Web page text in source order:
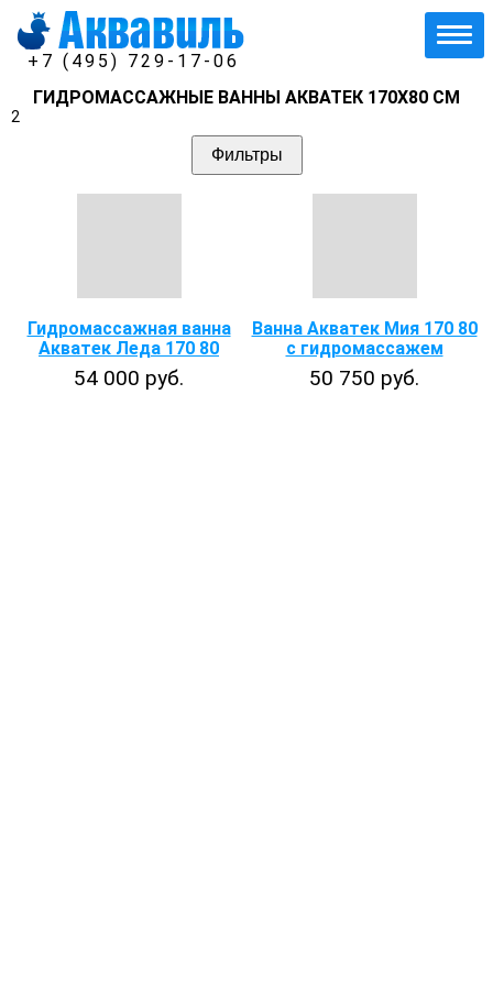
+7 (495) 729-17-06
ГИДРОМАССАЖНЫЕ ВАННЫ АКВАТЕК 170Х80 СМ
2
Фильтры
Гидромассажная ванна
Акватек Леда 170 80
54 000 руб.
Ванна Акватек Мия 170 80
с гидромассажем
50 750 руб.